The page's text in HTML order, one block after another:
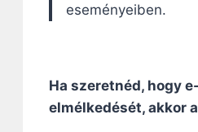
eseményeiben.
Ha szeretnéd, hogy
elmélkedését, akkor